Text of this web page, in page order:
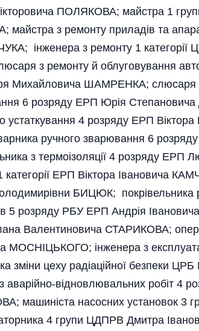
ПОЛЯКОВА; майстра 1
з ремонту приладів та
інженера з ремонту 1 категорії
з ремонту й облуговування
Михайловича ШАМРЕНКА; слюсаря з
6 розряду ЕРП Юрія
устаткуван­ня 4 розряду ЕРП
ручного зварювання 6
з термоізоляції 4 розряду
категорії ЕРП Віктора Івановича
БИЦЮК; покрівельника
5 розряду РБУ ЕРП Андрія
Валентиновича СТАРИКОВА;
МОСНІЦЬКОГО; інженера з
зміни цеху радіаційної безпеки
аварійно-відновлювальних робіт 4
машиніста насосних установок
4 групи ЦДПРВ Дмитра